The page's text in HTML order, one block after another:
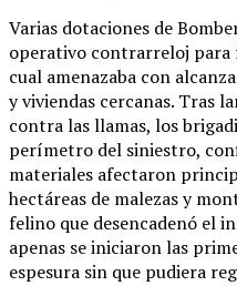
Varias dotaciones de
operativo contrarreloj para
cual amenazaba con
y viviendas cercanas. Tras
contra las llamas, los
perímetro del siniestro,
materiales afectaron
hectáreas de malezas y
felino que desencadenó el
apenas se iniciaron las
espesura sin que pudiera